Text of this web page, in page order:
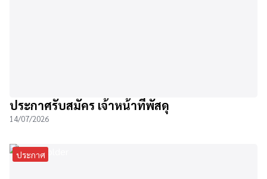
ประกาศรับสมัคร เจ้าหน้าที่พัสดุ
14/07/2026
ประกาศ